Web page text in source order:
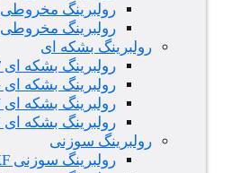
رولبرینگ مخروطی TIMKEN
رولبرینگ مخروطی NACHI
رولبرینگ بشکه ای
رولبرینگ بشکه ای SKF
رولبرینگ بشکه ای FAG
رولبرینگ بشکه ای TIMKEN
رولبرینگ بشکه ای NACHI
رولبرینگ سوزنی
رولبرینگ سوزنی SKF